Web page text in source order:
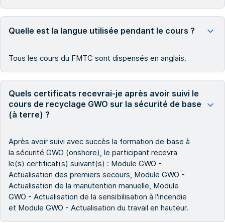
Quelle est la langue utilisée pendant le cours ?
Tous les cours du FMTC sont dispensés en anglais.
Quels certificats recevrai-je après avoir suivi le
cours de recyclage GWO sur la sécurité de base
(à terre) ?
Après avoir suivi avec succès la formation de base à
la sécurité GWO (onshore), le participant recevra
le(s) certificat(s) suivant(s) : Module GWO -
Actualisation des premiers secours, Module GWO -
Actualisation de la manutention manuelle, Module
GWO - Actualisation de la sensibilisation à l'incendie
et Module GWO - Actualisation du travail en hauteur.